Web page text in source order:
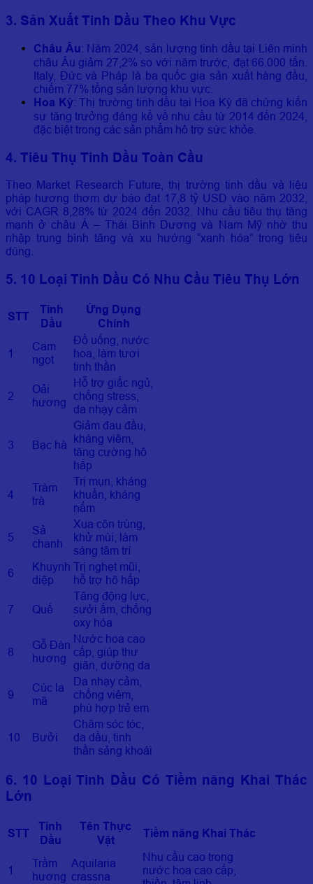
3. Sản Xuất Tinh Dầu Theo Khu Vực
Châu Âu: Năm 2024, sản lượng tinh dầu tại Liên minh
châu Âu giảm 27,2% so với năm trước, đạt 66.000 tấn.
Italy, Đức và Pháp là ba quốc gia sản xuất hàng đầu,
chiếm 77% tổng sản lượng khu vực.
Hoa Kỳ: Thị trường tinh dầu tại Hoa Kỳ đã chứng kiến
sự tăng trưởng đáng kể về nhu cầu từ 2014 đến 2024,
đặc biệt trong các sản phẩm hô trợ sức khỏe.
4. Tiêu Thụ Tinh Dầu Toàn Cầu
Theo Market Research Future, thị trường tinh dầu và liệu
pháp hương thơm dự báo đạt 17,8 tỷ USD vào năm 2032,
với CAGR 8,28% từ 2024 đến 2032. Nhu cầu tiêu thụ tăng
mạnh ở châu Á – Thái Bình Dương và Nam Mỹ nhờ thu
nhập trung bình tăng và xu hướng “xanh hóa” trong tiêu
dùng.
5. 10 Loại Tinh Dầu Có Nhu Cầu Tiêu Thụ Lớn
STT
Tinh
Dầu
Ứng Dụng
Chính
1
Cam
ngọt
Đồ uống, nước
hoa, làm tươi
tinh thần
2
Oải
hương
Hỗ trợ giấc ngủ,
chống stress,
da nhạy cảm
3 Bạc hà
Giảm đau đầu,
kháng viêm,
tăng cường hô
hấp
4
Tràm
trà
Trị mụn, kháng
khuẩn, kháng
nấm
5
Sả
chanh
Xua côn trùng,
khử mùi, làm
sáng tâm trí
6
Khuynh
diệp
Trị nghẹt mũi,
hỗ trợ hô hấp
7 Quế
Tăng động lực,
sưởi ấm, chống
oxy hóa
8
Gỗ Đàn
hương
Nước hoa cao
cấp, giúp thư
giãn, dưỡng da
9
Cúc la
mã
Da nhạy cảm,
chống viêm,
phù hợp trẻ em
10 Bưởi
Chăm sóc tóc,
da dầu, tinh
thần sảng khoái
6. 10 Loại Tinh Dầu Có Tiềm năng Khai Thác
Lớn
STT
Tinh
Dầu
Tên Thực
Vật
Tiềm năng Khai Thác
1
Trầm
hương
Aquilaria
crassna
Nhu cầu cao trong
nước hoa cao cấp,